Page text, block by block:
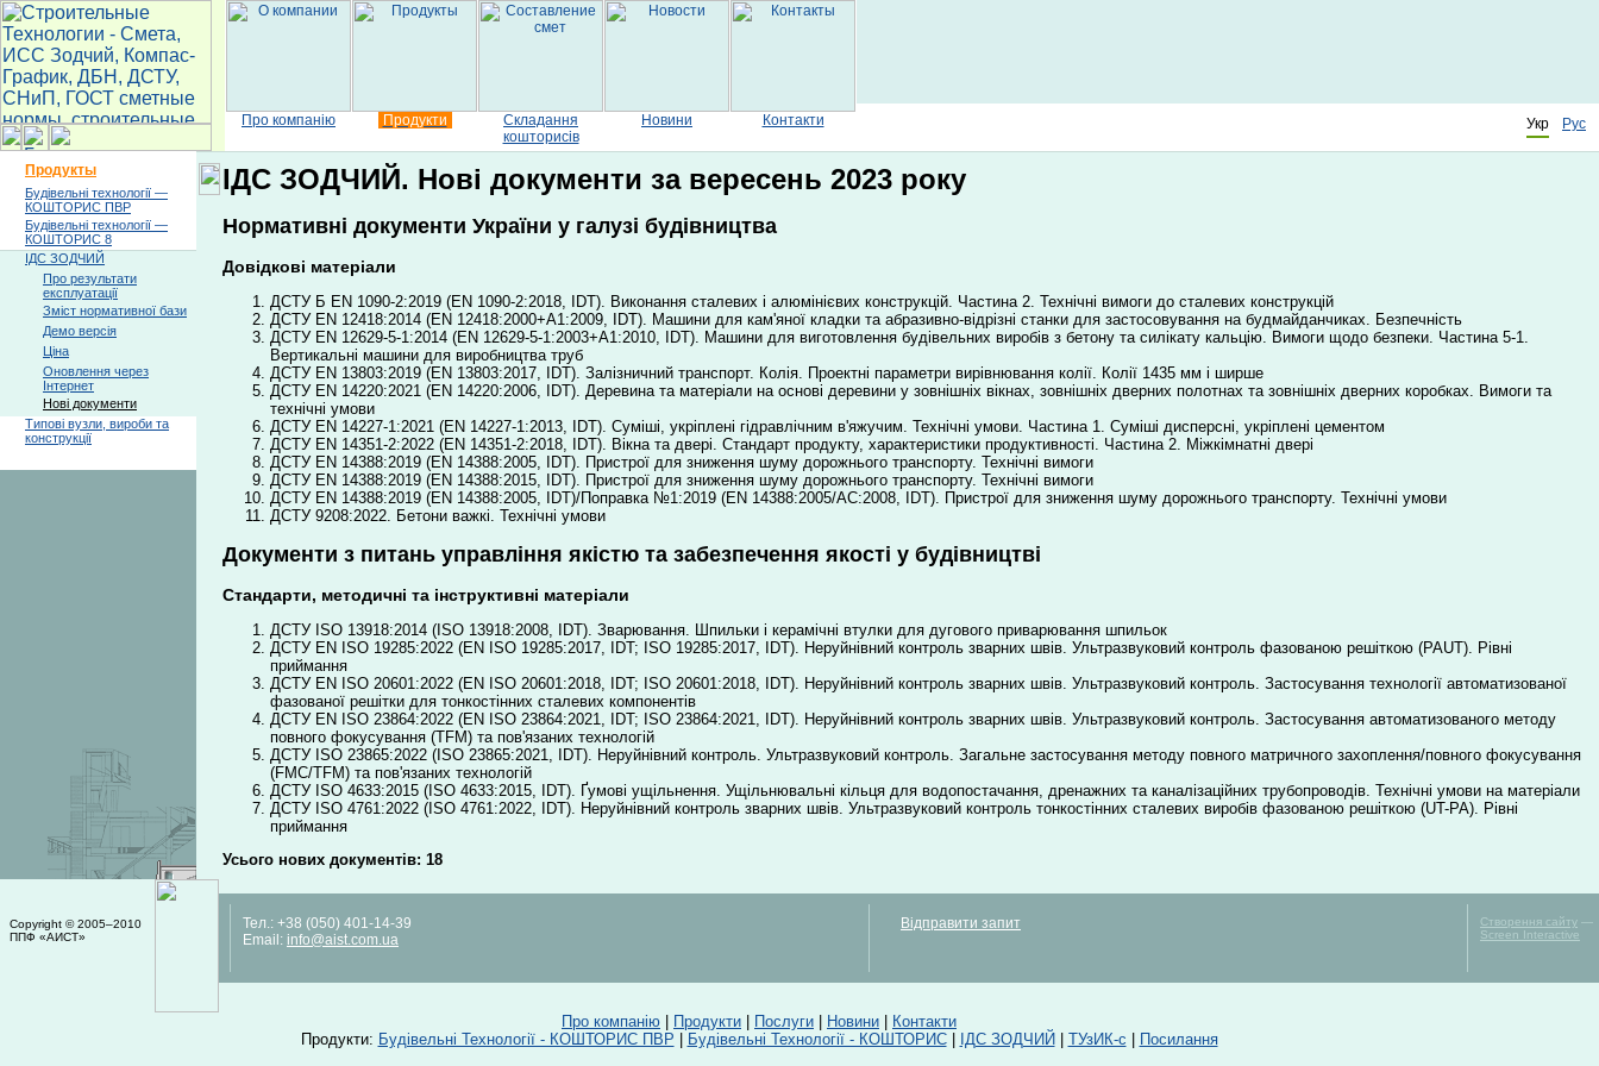
Про компанію Продукти
Складання
кошторисів
Новини Контакти Укр Рус
Продукты
Будівельні технології —
КОШТОРИС ПВР
Будівельні технології —
КОШТОРИС 8
ІДС ЗОДЧИЙ
Про результати
експлуатації
Зміст нормативної бази
Демо версія
Ціна
Оновлення через
Інтернет
Нові документи
Типові вузли, вироби та
конструкції
ІДС ЗОДЧИЙ. Нові документи за вересень 2023 року
Нормативні документи України у галузі будівництва
Довідкові матеріали
ДСТУ Б EN 1090-2:2019 (EN 1090-2:2018, IDT). Виконання сталевих і алюмінієвих конструкцій. Частина 2. Технічні вимоги до сталевих конструкцій
ДСТУ EN 12418:2014 (EN 12418:2000+A1:2009, IDT). Машини для кам'яної кладки та абразивно-відрізні станки для застосовування на будмайданчиках. Безпечність
ДСТУ EN 12629-5-1:2014 (EN 12629-5-1:2003+A1:2010, IDT). Машини для виготовлення будівельних виробів з бетону та силікату кальцію. Вимоги щодо безпеки. Частина 5-1.
Вертикальні машини для виробництва труб
ДСТУ EN 13803:2019 (EN 13803:2017, IDT). Залізничний транспорт. Колія. Проектні параметри вирівнювання колії. Колії 1435 мм і ширше
ДСТУ EN 14220:2021 (EN 14220:2006, IDT). Деревина та матеріали на основі деревини у зовнішніх вікнах, зовнішніх дверних полотнах та зовнішніх дверних коробках. Вимоги та
технічні умови
ДСТУ EN 14227-1:2021 (EN 14227-1:2013, IDT). Суміші, укріплені гідравлічним в'яжучим. Технічні умови. Частина 1. Суміші дисперсні, укріплені цементом
ДСТУ EN 14351-2:2022 (EN 14351-2:2018, IDT). Вікна та двері. Стандарт продукту, характеристики продуктивності. Частина 2. Міжкімнатні двері
ДСТУ EN 14388:2019 (EN 14388:2005, IDT). Пристрої для зниження шуму дорожнього транспорту. Технічні вимоги
ДСТУ EN 14388:2019 (EN 14388:2015, IDT). Пристрої для зниження шуму дорожнього транспорту. Технічні вимоги
ДСТУ EN 14388:2019 (EN 14388:2005, IDT)/Поправка №1:2019 (EN 14388:2005/АС:2008, IDT). Пристрої для зниження шуму дорожнього транспорту. Технічні умови
ДСТУ 9208:2022. Бетони важкі. Технічні умови
Документи з питань управління якістю та забезпечення якості у будівництві
Стандарти, методичні та інструктивні матеріали
ДСТУ ISO 13918:2014 (ISO 13918:2008, IDТ). Зварювання. Шпильки і керамічні втулки для дугового приварювання шпильок
ДСТУ EN ISO 19285:2022 (EN ISO 19285:2017, IDT; ISO 19285:2017, IDT). Неруйнівний контроль зварних швів. Ультразвуковий контроль фазованою решіткою (PAUT). Рівні
приймання
ДСТУ EN ISO 20601:2022 (EN ISO 20601:2018, IDT; ISO 20601:2018, IDT). Неруйнівний контроль зварних швів. Ультразвуковий контроль. Застосування технології автоматизованої
фазованої решітки для тонкостінних сталевих компонентів
ДСТУ EN ISO 23864:2022 (EN ISO 23864:2021, IDT; ISO 23864:2021, IDT). Неруйнівний контроль зварних швів. Ультразвуковий контроль. Застосування автоматизованого методу
повного фокусування (TFM) та пов'язаних технологій
ДСТУ ISO 23865:2022 (ISO 23865:2021, IDT). Неруйнівний контроль. Ультразвуковий контроль. Загальне застосування методу повного матричного захоплення/повного фокусування
(FMC/TFM) та пов'язаних технологій
ДСТУ ISO 4633:2015 (ISO 4633:2015, IDT). Ґумові ущільнення. Ущільнювальні кільця для водопостачання, дренажних та каналізаційних трубопроводів. Технічні умови на матеріали
ДСТУ ISO 4761:2022 (ISO 4761:2022, IDT). Неруйнівний контроль зварних швів. Ультразвуковий контроль тонкостінних сталевих виробів фазованою решіткою (UT-PA). Рівні
приймання
Усього нових документів: 18
Copyright © 2005–2010
ППФ «АИСТ»
Тел.: +38 (050) 401-14-39
Email: info@aist.com.ua
Відправити запит Створення сайту —
Screen Interactive
Про компанію Продукти Послуги Новини
Контакти
Продукти: Будівельні Технології - КОШТОРИС ПВР Будівельні Технології - КОШТОРИС| ІДС ЗОДЧИЙ ТУзИК-с Посилання